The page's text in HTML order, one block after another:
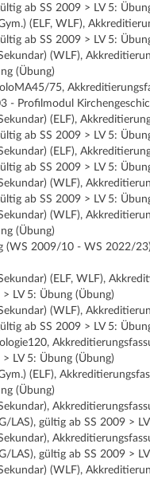
ab SS 2009 > LV 5:
(ELF, WLF),
ab SS 2009 > LV 5:
(WLF),
(Übung)
75,
- Profilmodul
(ELF),
ab SS 2009 > LV 5:
(ELF),
ab SS 2009 > LV 5:
(WLF),
ab SS 2009 > LV 5:
(WLF),
(Übung)
2009/10 - WS 2022/
(ELF, WLF),
LV 5: Übung (Übung)
(WLF),
ab SS 2009 > LV 5:
LV 5: Übung (Übung)
(ELF),
(Übung)
LAS), gültig ab SS 2009 >
LAS), gültig ab SS 2009 >
(WLF),